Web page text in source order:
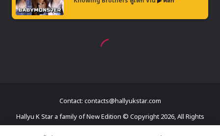
56 แบคจียอง
64 อีฮงกิ
Contact: contacts@hallyukstar.com
Hallyu K Star a family of New Edition © Copyright 2026, All Rights